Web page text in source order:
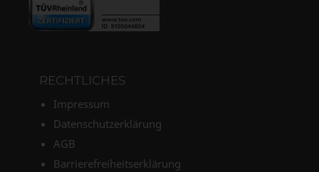
RECHTLICHES
Impressum
Datenschutzerklärung
AGB
Barrierefreiheitserklärung